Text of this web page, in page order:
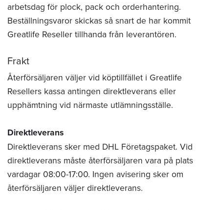
arbetsdag för plock, pack och orderhantering.
Beställningsvaror skickas så snart de har kommit
Greatlife Reseller tillhanda från leverantören.
Frakt
Återförsäljaren väljer vid köptillfället i Greatlife
Resellers kassa antingen direktleverans eller
upphämtning vid närmaste utlämningsställe.
Direktleverans
Direktleverans sker med DHL Företagspaket. Vid
direktleverans måste återförsäljaren vara på plats
vardagar 08:00-17:00. Ingen avisering sker om
återförsäljaren väljer direktleverans.